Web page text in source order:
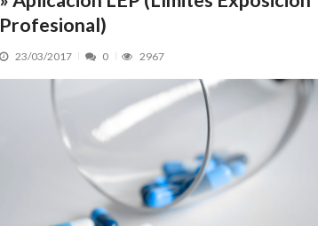
Profesional)
23/03/2017 0 2967